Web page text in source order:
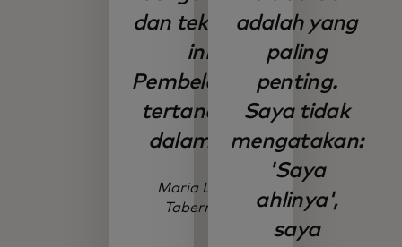
dan teknologi
ini.
Pembelajaran
tertanam di
dalamnya.
Maria Laura
Tabernera
adalah yang
paling
penting.
Saya tidak
mengatakan:
'Saya
ahlinya',
saya